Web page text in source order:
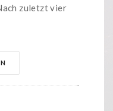
zuletzt vier